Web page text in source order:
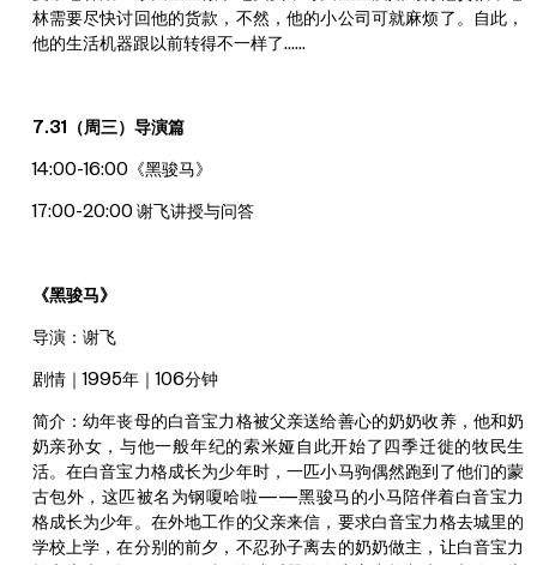
林需要尽快讨回他的货款，不然，他的小公司可就麻烦了。自此，
他的生活机器跟以前转得不一样了……
7.31（周三）导演篇
14:00-16:00《黑骏马》
17:00-20:00 谢飞讲授与问答
《黑骏马》
导演：谢飞
剧情｜1995年｜106分钟
简介：幼年丧母的白音宝力格被父亲送给善心的奶奶收养，他和奶
奶亲孙女，与他一般年纪的索米娅自此开始了四季迁徙的牧民生
活。在白音宝力格成长为少年时，一匹小马驹偶然跑到了他们的蒙
古包外，这匹被名为钢嗄哈啦——黑骏马的小马陪伴着白音宝力
格成长为少年。在外地工作的父亲来信，要求白音宝力格去城里的
学校上学，在分别的前夕，不忍孙子离去的奶奶做主，让白音宝力